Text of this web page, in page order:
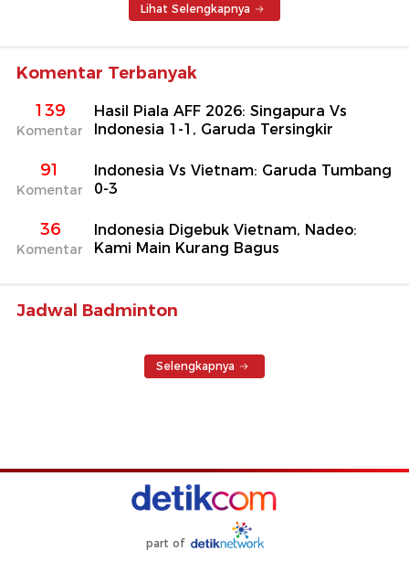
Lihat Selengkapnya
Komentar Terbanyak
139
Komentar
Hasil Piala AFF 2026: Singapura Vs
Indonesia 1-1, Garuda Tersingkir
91
Komentar
Indonesia Vs Vietnam: Garuda Tumbang
0-3
36
Komentar
Indonesia Digebuk Vietnam, Nadeo:
Kami Main Kurang Bagus
Jadwal Badminton
Selengkapnya
part of